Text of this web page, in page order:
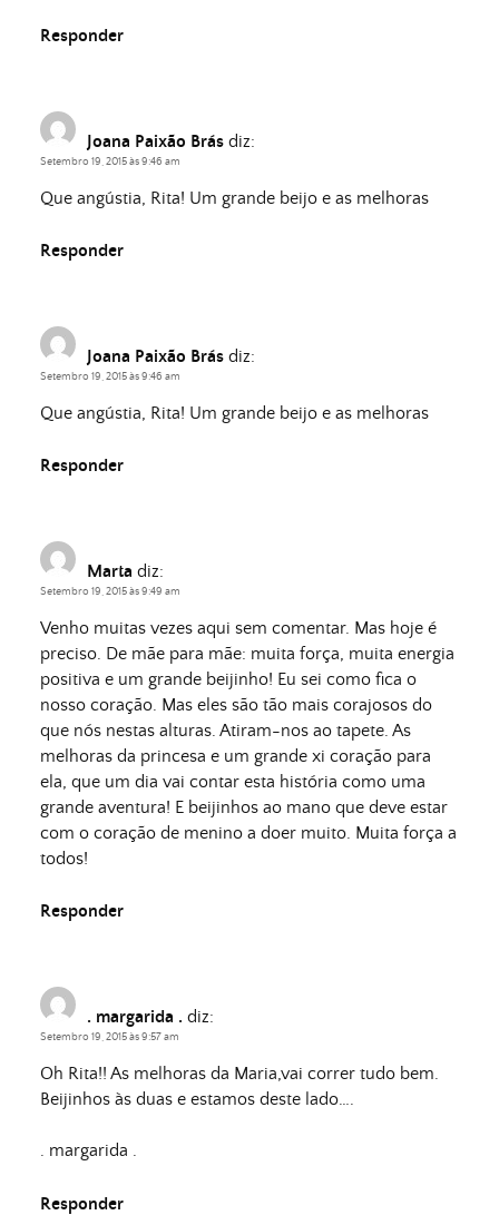
Responder
Joana Paixão Brás diz:
Setembro 19, 2015 às 9:46 am
Que angústia, Rita! Um grande beijo e as melhoras
Responder
Joana Paixão Brás diz:
Setembro 19, 2015 às 9:46 am
Que angústia, Rita! Um grande beijo e as melhoras
Responder
Marta diz:
Setembro 19, 2015 às 9:49 am
Venho muitas vezes aqui sem comentar. Mas hoje é
preciso. De mãe para mãe: muita força, muita energia
positiva e um grande beijinho! Eu sei como fica o
nosso coração. Mas eles são tão mais corajosos do
que nós nestas alturas. Atiram-nos ao tapete. As
melhoras da princesa e um grande xi coração para
ela, que um dia vai contar esta história como uma
grande aventura! E beijinhos ao mano que deve estar
com o coração de menino a doer muito. Muita força a
todos!
Responder
. margarida . diz:
Setembro 19, 2015 às 9:57 am
Oh Rita!! As melhoras da Maria,vai correr tudo bem.
Beijinhos às duas e estamos deste lado….
. margarida .
Responder